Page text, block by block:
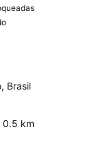
Brasil
0.5 km